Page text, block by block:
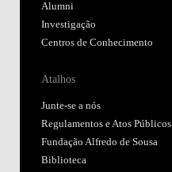
Alumni
Investigação
Centros de Conhecimento
Atalhos
Junte-se a nós
Regulamentos e Atos Públicos
Fundação Alfredo de Sousa
Biblioteca